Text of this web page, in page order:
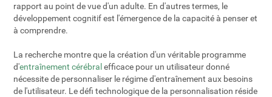
rapport au point de vue d'un adulte. En d'autres termes, le
développement cognitif est l'émergence de la capacité à penser et
à comprendre.
La recherche montre que la création d'un véritable programme
d'entraînement cérébral efficace pour un utilisateur donné
nécessite de personnaliser le régime d'entraînement aux besoins
de l'utilisateur. Le défi technologique de la personnalisation réside